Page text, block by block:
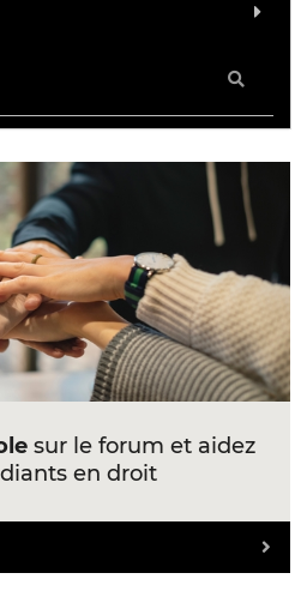
sur le forum et aidez
en droit